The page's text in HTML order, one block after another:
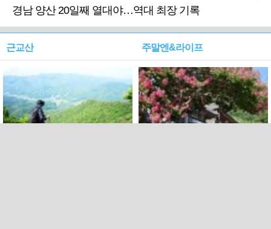
경남 양산 20일째 열대야…역대 최장 기록
근교산 주말엔&라이프